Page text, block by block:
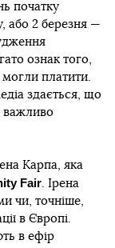
початку
або 2 березня —
ознак того,
платити.
здається, що
важливо
Карпа, яка
Fair. Ірена
чи, точніше,
в Європі.
в ефір